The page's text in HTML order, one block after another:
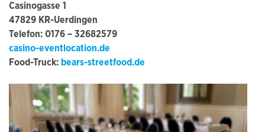
Casinogasse 1
47829 KR-Uerdingen
Telefon: 0176 – 32682579
casino-eventlocation.de
Food-Truck: bears-streetfood.de